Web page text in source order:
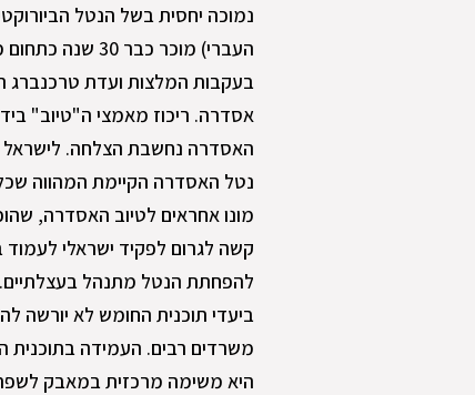
העברי) מוכר
בעקבות המלצות ועדת
אסדרה. ריכוז מאמצי ה"טיוב"
האסדרה נחשבת הצלחה.
נטל האסדרה הקיימת המהווה
מונו אחראים לטיוב האסדרה,
קשה לגרום לפקיד ישראלי
להפחתת הנטל מתנהל
ביעדי תוכנית החומש לא יורשה
משרדים רבים. העמידה
היא משימה מרכזית במאבק